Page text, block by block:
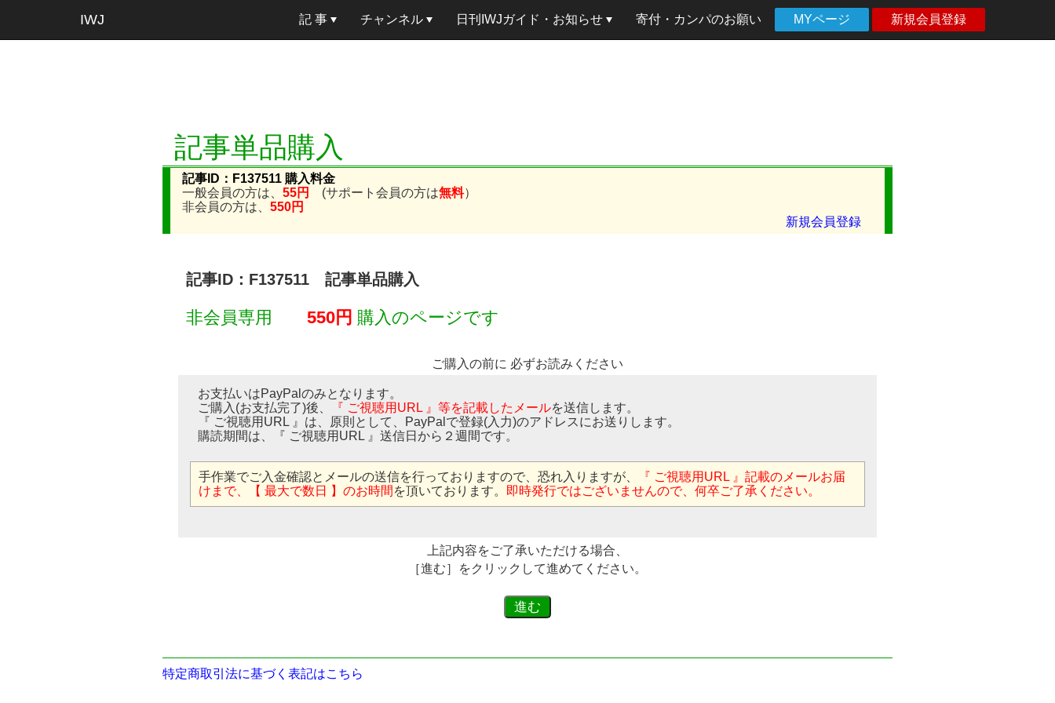
IWJ 記 事 チャンネル 日刊IWJガイド・お知らせ 寄付・カンパのお願い MYページ 新規会員登録
記事単品購入
記事ID：F137511 購入料金
一般会員の方は、 55円 (サポート会員の方は無料）
非会員の方は、 550円
新規会員登録
記事ID：F137511 記事単品購入
非会員専用 550円 購入のページです
ご購入の前に 必ずお読みください
お支払いはPayPalのみとなります。
ご購入(お支払完了)後、
『 ご視聴用URL 』等を記載したメールを送信します。
『 ご視聴用URL 』は、原則として、PayPalで登録(入力)のアドレスにお送りします。
購読期間は、『 ご視聴用URL 』送信日から２週間です。
手作業でご入金確認とメールの送信を行っておりますので、恐れ入りますが、
『 ご視聴用URL 』記載のメールお届
けまで、【 最大で数日 】のお時間 を頂いております。 即時発行ではございませんので、何卒ご了承ください。
上記内容をご了承いただける場合、
［進む］をクリックして進めてください。
特定商取引法に基づく表記はこちら